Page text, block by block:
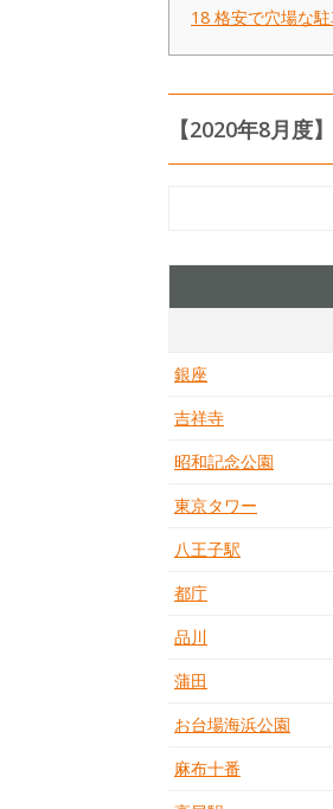
18 格安で穴場な
【2020年8月度
銀座
吉祥寺
昭和記念公園
東京タワー
八王子駅
都庁
品川
蒲田
お台場海浜公園
麻布十番